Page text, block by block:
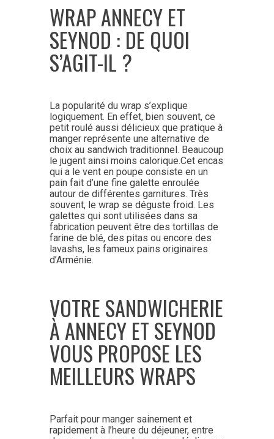
WRAP ANNECY ET
SEYNOD : DE QUOI
S’AGIT-IL ?
La popularité du wrap s’explique
logiquement. En effet, bien souvent, ce
petit roulé aussi délicieux que pratique à
manger représente une alternative de
choix au sandwich traditionnel. Beaucoup
le jugent ainsi moins calorique.Cet encas
qui a le vent en poupe consiste en un
pain fait d’une fine galette enroulée
autour de différentes garnitures. Très
souvent, le wrap se déguste froid. Les
galettes qui sont utilisées dans sa
fabrication peuvent être des tortillas de
farine de blé, des pitas ou encore des
lavashs, les fameux pains originaires
d’Arménie.
VOTRE SANDWICHERIE
À ANNECY ET SEYNOD
VOUS PROPOSE LES
MEILLEURS WRAPS
Parfait pour manger sainement et
rapidement à l’heure du déjeuner, entre